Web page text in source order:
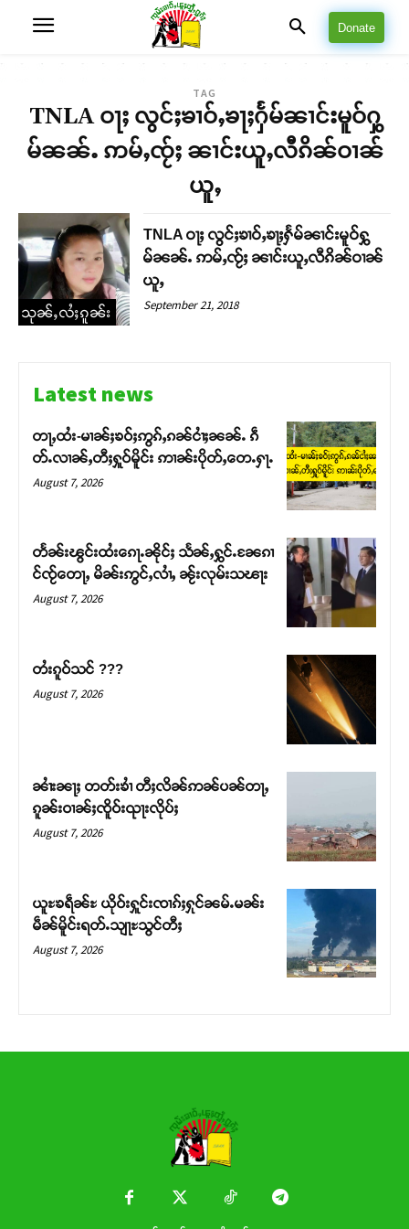
တႃႇႁႂ်ႈသဵင်ၵၢင်ၸႂ်ၵူၼ်းမိူင်း ၵူႈတီႈၵူႈလႅၼ်ပေႃးတေၸွ
ဝ်ႇၽူႈတွႆႇႁွၵ်ႈ လႆႈယူႇၶႃႈဢေႃႈ။
Donate
TAG
TNLA ဝႃႈ လွင်ႈၶၢဝ်ႇၶႃႈႁႅမ်ၼၢင်းမူဝ်ႁွ
မ်ၼၼ်ႉ ဢမ်ႇၸႂ်ႈ ၼၢင်းယူႇလီၵိၼ်ဝၢၼ်
ယူႇ
သုၼ်ႇလႆႈၵူၼ်း
TNLA ဝႃႈ လွင်ႈၶၢဝ်ႇၶႃႈႁႅမ်ၼၢင်းမူဝ်ႁွ
မ်ၼၼ်ႉ ဢမ်ႇၸႂ်ႈ ၼၢင်းယူႇလီၵိၼ်ဝၢၼ်
ယူႇ
September 21, 2018
Latest news
တႃႇထႆး-မၢၼ်ႈၶဝ်ႈဢွၵ်ႇၵၼ်ငၢႆႈၼၼ်ႉ ၵဵ
တ်ႉလၢၼ်ႇတီႈႁူဝ်မိူင်း ဢၢၼ်းပိုတ်ႇတေႉႁႃႉ
August 7, 2026
တႅၼ်းၽွင်းထႆးၵေႃႉၼိုင်ႈ သႅၼ်ႇႁွင်ႉၼႄၵၢ
င်ၸႂ်တေႃႇ မိၼ်းဢွင်ႇလၢႆႇ ၼႂ်းလုမ်းသၽႃး
August 7, 2026
တႆးၵူဝ်သင် ???
August 7, 2026
ၼၢႆးၼႃႈ တတ်းၶၢႆ တီႈလိၼ်ဢၼ်ပၼ်တႃႇ
ၵူၼ်းဝၢၼ်ႈၸိူဝ်းၺႃးလိုပ်ႈ
August 7, 2026
ယူႊၶရဵၼ်ႊ ယိုဝ်းႁူင်းၸၢၵ်ႈႁုင်ၼမ်ႉမၼ်း
မဵၼ်မိူင်းရတ်ႉသျႃႊသွင်တီႈ
August 7, 2026